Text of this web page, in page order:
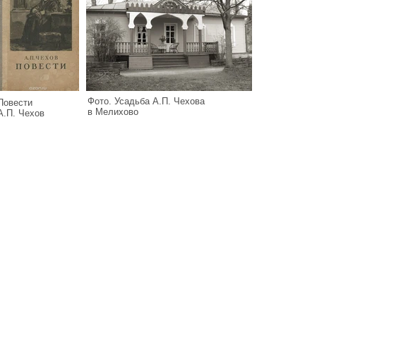
Чехов
Фото. Усадьба А.П. Чехова
в Мелихово